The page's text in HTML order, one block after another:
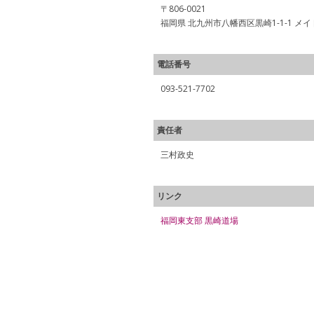
〒806-0021
福岡県 北九州市八幡西区黒崎1-1-1 メ
電話番号
093-521-7702
責任者
三村政史
リンク
福岡東支部 黒崎道場